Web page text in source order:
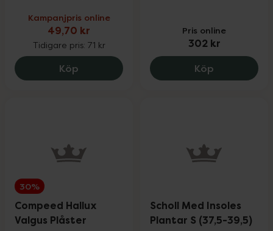
Kampanjpris online
49,70 kr
Tidigare pris: 71 kr
Köp Compeed Hård Hud Plåster, 49.7 kr.
Pris online
302 kr
Köp NatraCure
30%
Compeed Hallux
Valgus Plåster
Scholl Med Insoles
Plantar S (37,5-39,5)